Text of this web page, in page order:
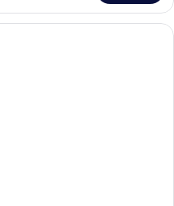
Une chambre d’hôtel avec deux lits,